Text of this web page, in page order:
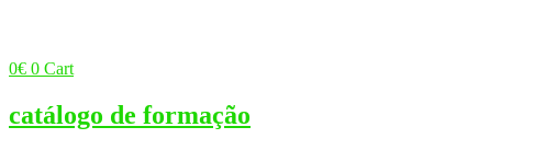
0€ 0 Cart
catálogo de formação